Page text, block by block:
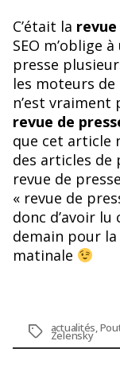
C’était la revue
SEO m’oblige
presse
les moteurs de
n’est vraiment
revue de
que cet article
des articles
revue de
« revue de
donc d’avoir
demain pour
matinale
Étiquettes
actualités,
Zelensky